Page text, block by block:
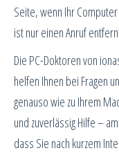
Seite, wenn Ihr
ist nur einen Anruf
Die PC-Doktoren von
helfen Ihnen bei Fragen
genauso wie zu Ihrem
und zuverlässig Hilfe –
dass Sie nach kurzem